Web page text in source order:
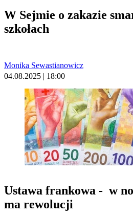
W Sejmie o zakazie
szkołach
Monika Sewastianowicz
04.08.2025 | 18:00
Ustawa frankowa - w
ma rewolucji